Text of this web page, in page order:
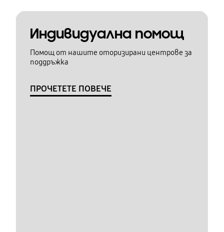
Индивидуална помощ
Помощ от нашите оторизирани центрове за
поддръжка
ПРОЧЕТЕТЕ ПОВЕЧЕ